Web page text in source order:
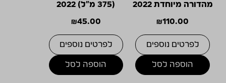
מהדורה מיוחדת 2022
₪110.00
לפרטים נוספים
הוספה לסל
(375 מ"ל) 2022
₪45.00
לפרטים נוספים
הוספה לסל